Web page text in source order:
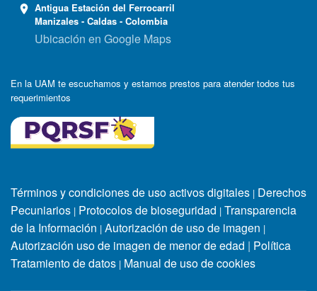
Antigua Estación del Ferrocarril
Manizales - Caldas - Colombia
Ubicación en Google Maps
En la UAM te escuchamos y estamos prestos para atender todos tus
requerimientos
Términos y condiciones de uso activos digitales | Derechos
Pecuniarios | Protocolos de bioseguridad | Transparencia
de la Información | Autorización de uso de imagen |
Autorización uso de imagen de menor de edad | Política
Tratamiento de datos | Manual de uso de cookies